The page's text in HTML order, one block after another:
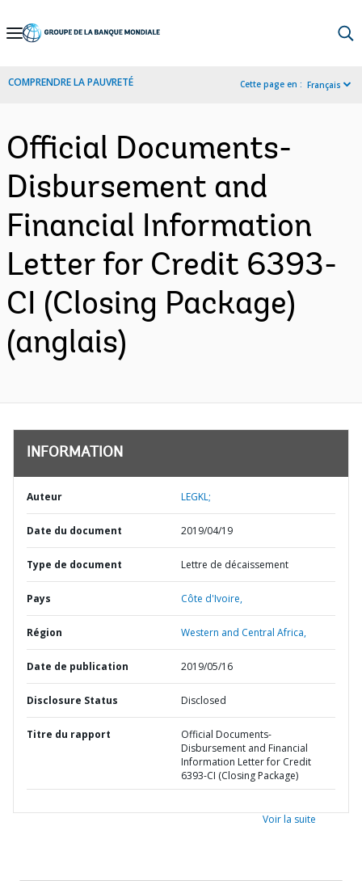
Skip
Navigation
COMPRENDRE LA PAUVRETÉ Cette page en : Français
Official Documents-
Disbursement and
Financial Information
Letter for Credit 6393-
CI (Closing Package)
(anglais)
INFORMATION
Auteur LEGKL;
Date du document 2019/04/19
Type de document Lettre de décaissement
Pays Côte d'Ivoire,
Région Western and Central Africa,
Date de publication 2019/05/16
Disclosure Status Disclosed
Titre du rapport
Official Documents-
Disbursement and Financial
Information Letter for Credit
6393-CI (Closing Package)
Voir la suite